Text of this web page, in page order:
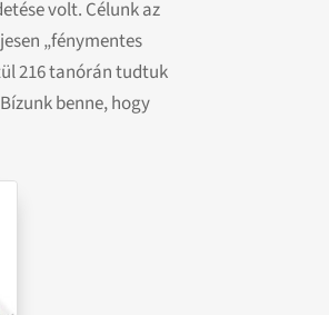
volt. Célunk az
„fénymentes
216 tanórán tudtuk
benne, hogy